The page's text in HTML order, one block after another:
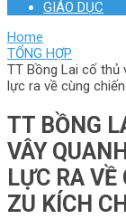
GIÁO DỤC
Home
TỔNG HỢP
TT Bồng Lai cố thủ
lực ra về cùng
TT BỒNG
VÂY
LỰC RA
ZU KÍCH